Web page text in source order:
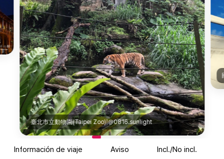
臺北市立動物園(Taipei Zoo)|@0816.sunlight
Información de viaje Aviso Incl./No incl.